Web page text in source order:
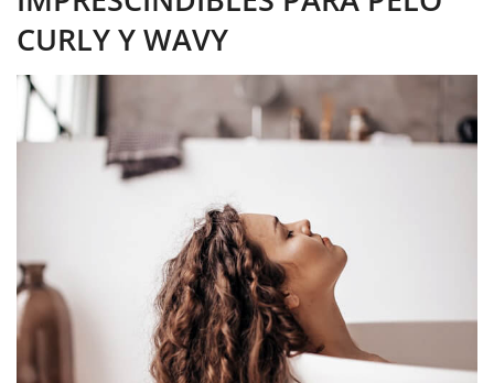
CURLY Y WAVY